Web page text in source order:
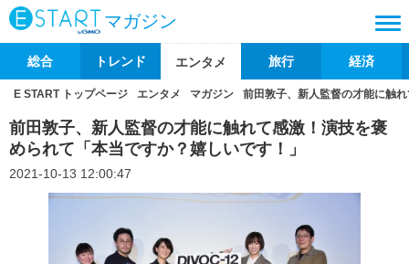
マガジン
総合 トレンド エンタメ 旅行 経済
E START トップページ エンタメ マガジン 前田敦子、新人監督の才能に触
前田敦子、新人監督の才能に触れて感激！演技を褒
められて「本当ですか？嬉しいです！」
2021-10-13 12:00:47